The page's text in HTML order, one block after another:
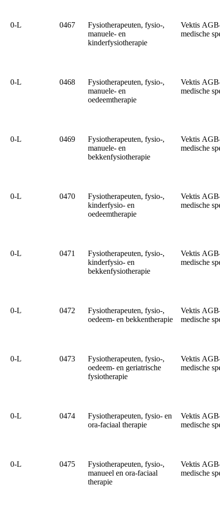
0‑L 0467
Fysiotherapeuten, fysio-,
manuele- en
kinderfysiotherapie
Vektis
medische
0‑L 0468
Fysiotherapeuten, fysio-,
manuele- en
oedeemtherapie
Vektis
medische
0‑L 0469
Fysiotherapeuten, fysio-,
manuele- en
bekkenfysiotherapie
Vektis
medische
0‑L 0470
Fysiotherapeuten, fysio-,
kinderfysio- en
oedeemtherapie
Vektis
medische
0‑L 0471
Fysiotherapeuten, fysio-,
kinderfysio- en
bekkenfysiotherapie
Vektis
medische
0‑L 0472
Fysiotherapeuten, fysio-,
oedeem- en bekkentherapie
Vektis
medische
0‑L 0473
Fysiotherapeuten, fysio-,
oedeem- en geriatrische
fysiotherapie
Vektis
medische
0‑L 0474
Fysiotherapeuten, fysio- en
ora-faciaal therapie
Vektis
medische
0‑L 0475
Fysiotherapeuten, fysio-,
manueel en ora-faciaal
therapie
Vektis
medische